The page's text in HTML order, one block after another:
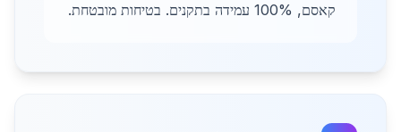
קאסם, 100% עמידה בתקנים. בטיחות מובטחת.